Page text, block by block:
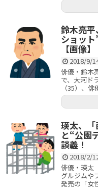
鈴木亮
ショット
【画像】
2018/9/
俳優・鈴木
で、大河ド
（35）、
瑛太、
と“公園
談義！
2018/2/
俳優・瑛太
グルジムや
発売の「女